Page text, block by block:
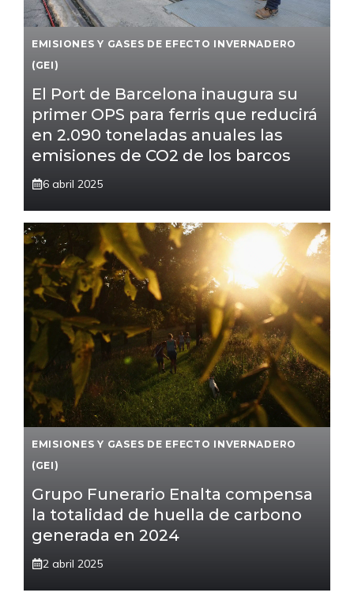
EMISIONES Y GASES DE EFECTO INVERNADERO
(GEI)
El Port de Barcelona inaugura su
primer OPS para ferris que reducirá
en 2.090 toneladas anuales las
emisiones de CO2 de los barcos
6 abril 2025
EMISIONES Y GASES DE EFECTO INVERNADERO
(GEI)
Grupo Funerario Enalta compensa
la totalidad de huella de carbono
generada en 2024
2 abril 2025